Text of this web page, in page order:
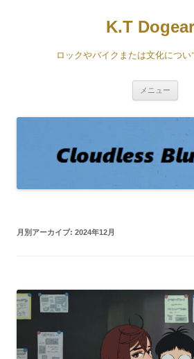
K.T
ロックやバイクまたは文化につ
メニュー
月別アーカイブ: 2024年12月